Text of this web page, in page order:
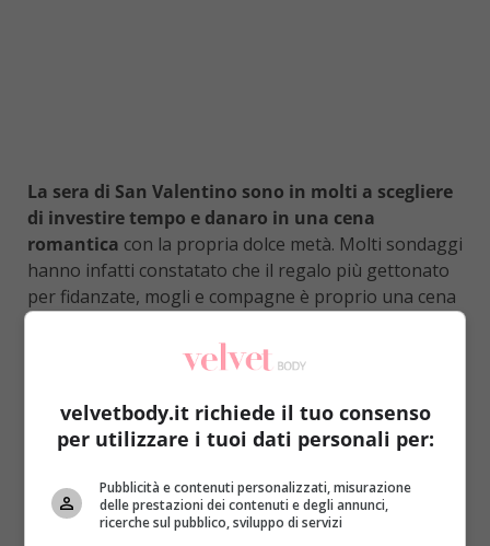
La sera di San Valentino sono in molti a scegliere
di investire tempo e danaro in una cena
romantica con la propria dolce metà. Molti sondaggi
hanno infatti constatato che il regalo più gettonato
per fidanzate, mogli e compagne è proprio una cena
fuori,
propri standard e con un menù creato ad hoc per
: ambiente chic, luci soffuse e
possibilmente afrodisiaco
. Alcuni alimenti, si sa, si
prestano più di altri ad accendere la passione e a
favorire il ‘dopo cena’. Se ostriche, champagne e
gamberi rappresentano i grandi classici
dell’argomento,ci sono delle inaspettate new
entry da tenere in considerazione.
velvetbody.it richiede il tuo consenso
per utilizzare i tuoi dati personali per:
Pubblicità e contenuti personalizzati, misurazione
delle prestazioni dei contenuti e degli annunci,
ricerche sul pubblico, sviluppo di servizi